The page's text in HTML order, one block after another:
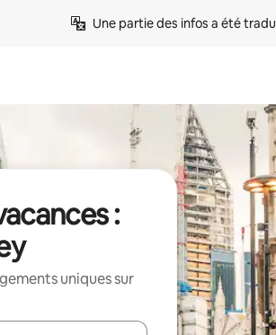
Une partie des infos a été
:
uniques sur